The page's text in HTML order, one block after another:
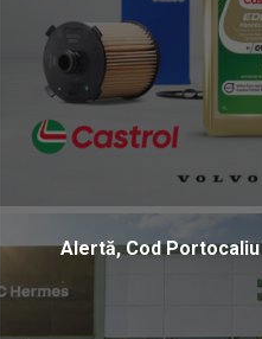
Alertă, Cod